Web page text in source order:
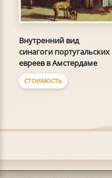
Внутренний вид
синагоги португальских
евреев в Амстердаме
СТОИМОСТЬ